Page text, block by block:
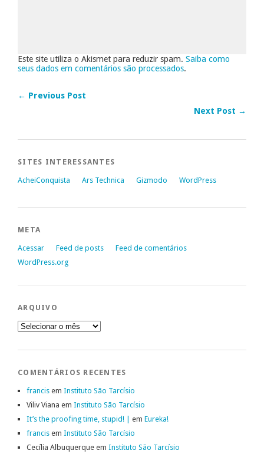
Este site utiliza o Akismet para reduzir spam. Saiba como
seus dados em comentários são processados.
← Previous Post
Next Post →
SITES INTERESSANTES
AcheiConquista Ars Technica Gizmodo WordPress
META
Acessar Feed de posts
Feed de comentários
WordPress.org
ARQUIVO
Arquivo
COMENTÁRIOS RECENTES
francis em Instituto São Tarcísio
Viliv Viana em Instituto São Tarcísio
It’s the proofing time, stupid! | em Eureka!
francis em Instituto São Tarcísio
Cecília Albuquerque em Instituto São Tarcísio